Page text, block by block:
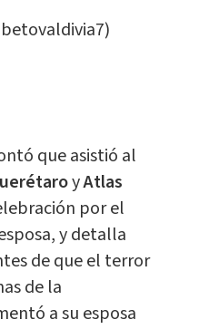
que asistió al
yAtlas
por el
y detalla
de que el terror
de la
a su esposa